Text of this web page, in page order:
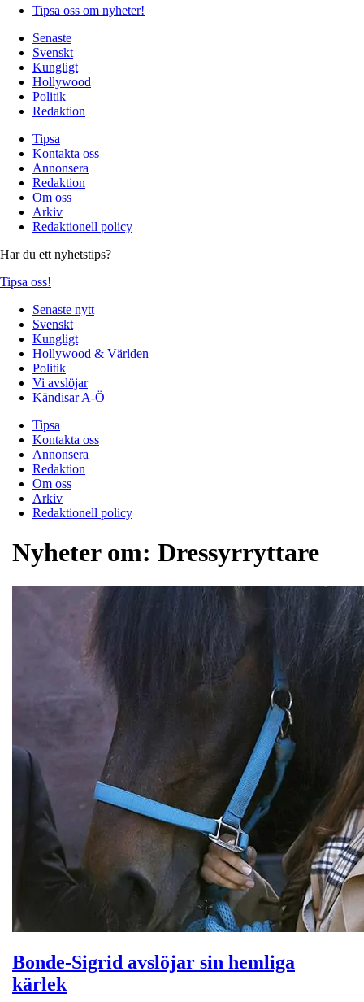
Tipsa oss om nyheter!
Senaste
Svenskt
Kungligt
Hollywood
Politik
Redaktion
Tipsa
Kontakta oss
Annonsera
Redaktion
Om oss
Arkiv
Redaktionell policy
Har du ett nyhetstips?
Tipsa oss!
Senaste nytt
Svenskt
Kungligt
Hollywood & Världen
Politik
Vi avslöjar
Kändisar A-Ö
Tipsa
Kontakta oss
Annonsera
Redaktion
Om oss
Arkiv
Redaktionell policy
Nyheter om: Dressyrryttare
Bonde-Sigrid avslöjar sin hemliga
kärlek